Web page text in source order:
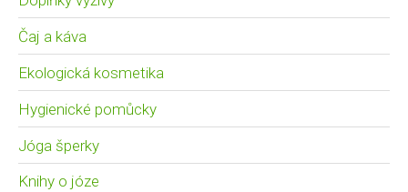
Čaj a káva
Ekologická kosmetika
Hygienické pomůcky
Jóga šperky
Knihy o józe